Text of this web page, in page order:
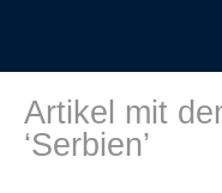
Artikel mit
‘Serbien’